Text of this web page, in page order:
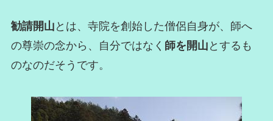
勧請開山 とは、寺院を創始した僧侶自身が、師へ
の尊崇の念から、自分ではなく 師を開山 とするも
のなのだそうです。